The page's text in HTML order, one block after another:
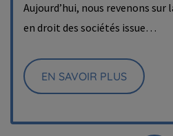
Aujourd’hui, nous revenons
en droit des sociétés issue…
EN SAVOIR PLUS